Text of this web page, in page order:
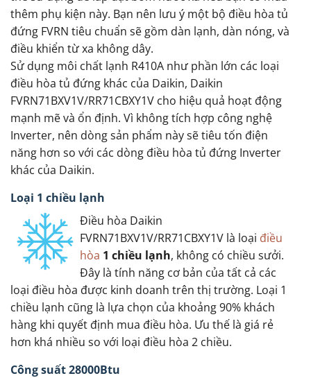
thêm phụ kiện này. Bạn nên lưu ý một bộ điều hòa tủ
đứng FVRN tiêu chuẩn sẽ gồm dàn lạnh, dàn nóng, và
điều khiển từ xa không dây.
Sử dụng môi chất lạnh R410A như phần lớn các loại
điều hòa tủ đứng khác của Daikin, Daikin
FVRN71BXV1V/RR71CBXY1V cho hiệu quả hoạt động
mạnh mẽ và ổn định. Vì không tích hợp công nghệ
Inverter, nên dòng sản phẩm này sẽ tiêu tốn điện
năng hơn so với các dòng điều hòa tủ đứng Inverter
khác của Daikin.
Loại 1 chiều lạnh
Điều hòa Daikin
FVRN71BXV1V/RR71CBXY1V là loại điều
hòa 1 chiều lạnh, không có chiều sưởi.
Đây là tính năng cơ bản của tất cả các
loại điều hòa được kinh doanh trên thị trường. Loại 1
chiều lạnh cũng là lựa chọn của khoảng 90% khách
hàng khi quyết định mua điều hòa. Ưu thế là giá rẻ
hơn khá nhiều so với loại điều hòa 2 chiều.
Công suất 28000Btu